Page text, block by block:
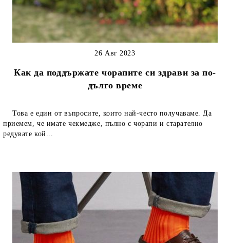
Как да поддържате чорапите си здрави за по-
дълго време
26 Авг 2023
Това е един от въпросите, които най-често получаваме. Да
приемем, че имате чекмедже, пълно с чорапи и старателно
редувате кой...